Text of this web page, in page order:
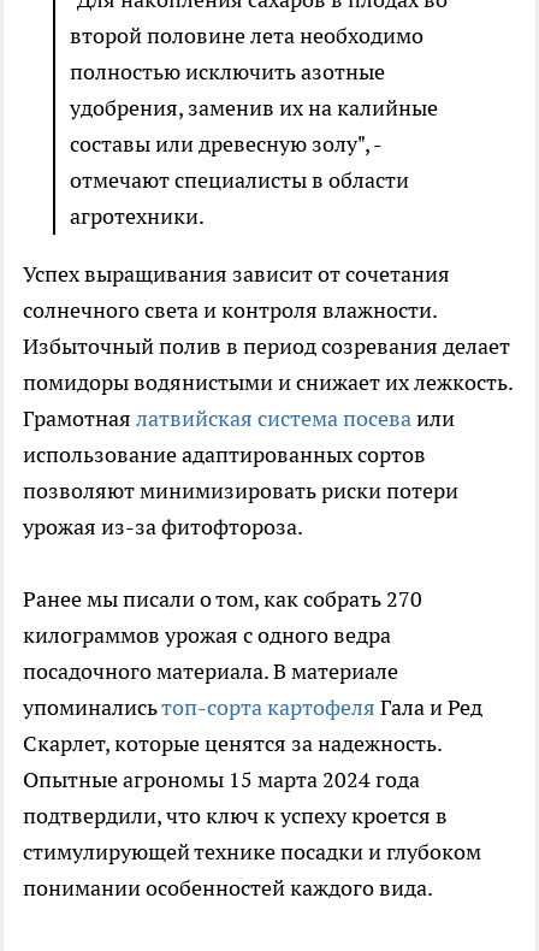
второй половине лета необходимо
полностью исключить азотные
удобрения, заменив их на калийные
составы или древесную золу", -
отмечают специалисты в области
агротехники.
Успех выращивания зависит от сочетания
солнечного света и контроля влажности.
Избыточный полив в период созревания делает
помидоры водянистыми и снижает их лежкость.
Грамотная латвийская система посеваили
использование адаптированных сортов
позволяют минимизировать риски потери
урожая из-за фитофтороза.
Ранее мы писали о том, как собрать 270
килограммов урожая с одного ведра
посадочного материала. В материале
упоминалисьтоп-сорта картофеля Гала и Ред
Скарлет, которые ценятся за надежность.
Опытные агрономы 15 марта 2024 года
подтвердили, что ключ к успеху кроется в
стимулирующей технике посадки и глубоком
понимании особенностей каждого вида.